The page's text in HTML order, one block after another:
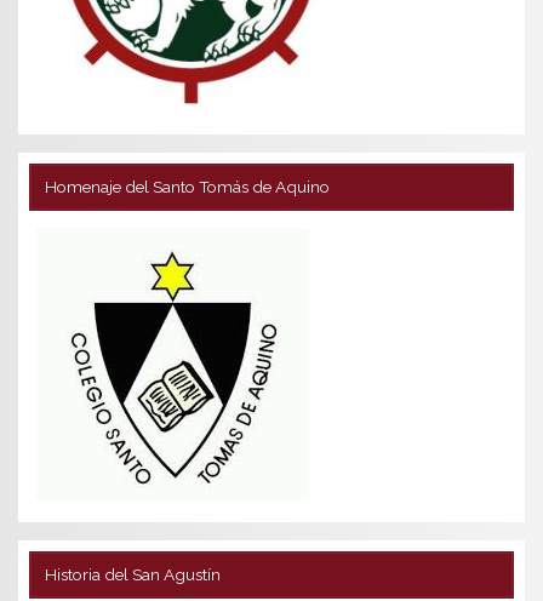
Homenaje del Santo Tomás de Aquino
Historia del San Agustín